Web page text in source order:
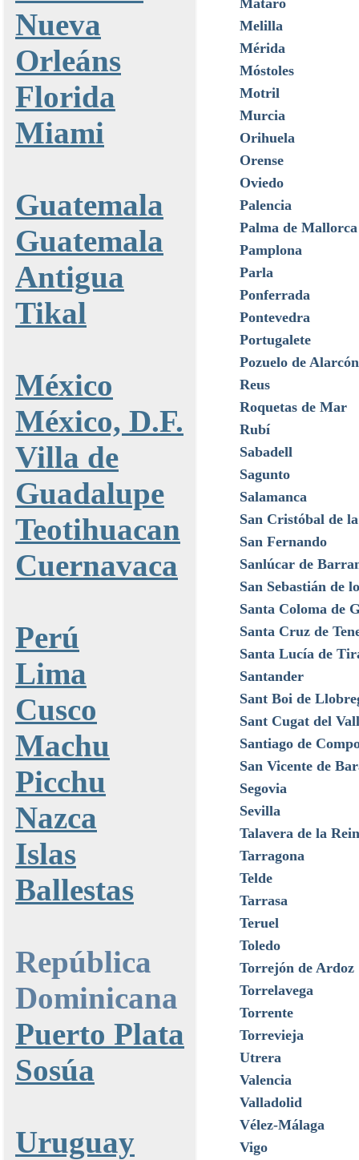
Nueva
Orleáns
Florida
Miami
Guatemala
Guatemala
Antigua
Tikal
México
México, D.F.
Villa de
Guadalupe
Teotihuacan
Cuernavaca
Perú
Lima
Cusco
Machu
Picchu
Nazca
Islas
Ballestas
República
Dominicana
Puerto Plata
Sosúa
Uruguay
Mataró
Melilla
Mérida
Móstoles
Motril
Murcia
Orihuela
Orense
Oviedo
Palencia
Palma de Mallorca
Pamplona
Parla
Ponferrada
Pontevedra
Portugalete
Pozuelo de Alarcón
Reus
Roquetas de Mar
Rubí
Sabadell
Sagunto
Salamanca
San Cristóbal de
San Fernando
Sanlúcar de
San Sebastián de
Santa Coloma de
Santa Cruz de
Santa Lucía de
Santander
Sant Boi de
Sant Cugat del
Santiago de
San Vicente de
Segovia
Sevilla
Talavera de la
Tarragona
Telde
Tarrasa
Teruel
Toledo
Torrejón de Ardoz
Torrelavega
Torrente
Torrevieja
Utrera
Valencia
Valladolid
Vélez-Málaga
Vigo